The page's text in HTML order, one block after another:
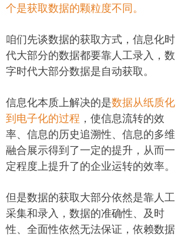
个是获取数据的颗粒度不同。
咱们先谈数据的获取方式，信息化时
代大部分的数据都要靠人工录入，数
字时代大部分数据是自动获取。
信息化本质上解决的是数据从纸质化
到电子化的过程 ，使信息流转的效
率、信息的历史追溯性、信息的多维
融合展示得到了一定的提升，从而一
定程度上提升了的企业运转的效率。
但是数据的获取大部分依然是靠人工
采集和录入，数据的准确性、及时
性、全面性依然无法保证，依赖数据